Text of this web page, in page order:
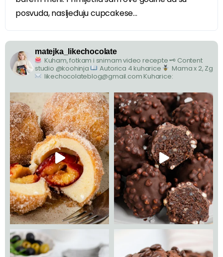
posvuda, nasljeđuju cupcakese...
matejka_likechocolate
Kuham, fotkam i snimam video recepte🗝 Content
studio @koohinja
Autorica 4 kuharice
Mama x 2, Zg
likechocolateblog@gmail.com Kuharice: